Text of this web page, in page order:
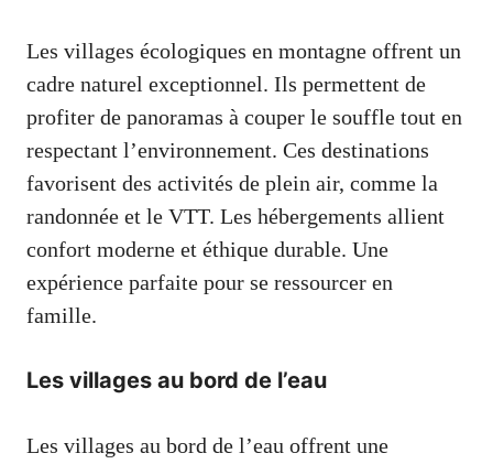
Les villages écologiques en montagne offrent un
cadre naturel exceptionnel. Ils permettent de
profiter de panoramas à couper le souffle tout en
respectant l’environnement. Ces destinations
favorisent des activités de plein air, comme la
randonnée et le VTT. Les hébergements allient
confort moderne et éthique durable. Une
expérience parfaite pour se ressourcer en
famille.
Les villages au bord de l’eau
Les villages au bord de l’eau offrent une